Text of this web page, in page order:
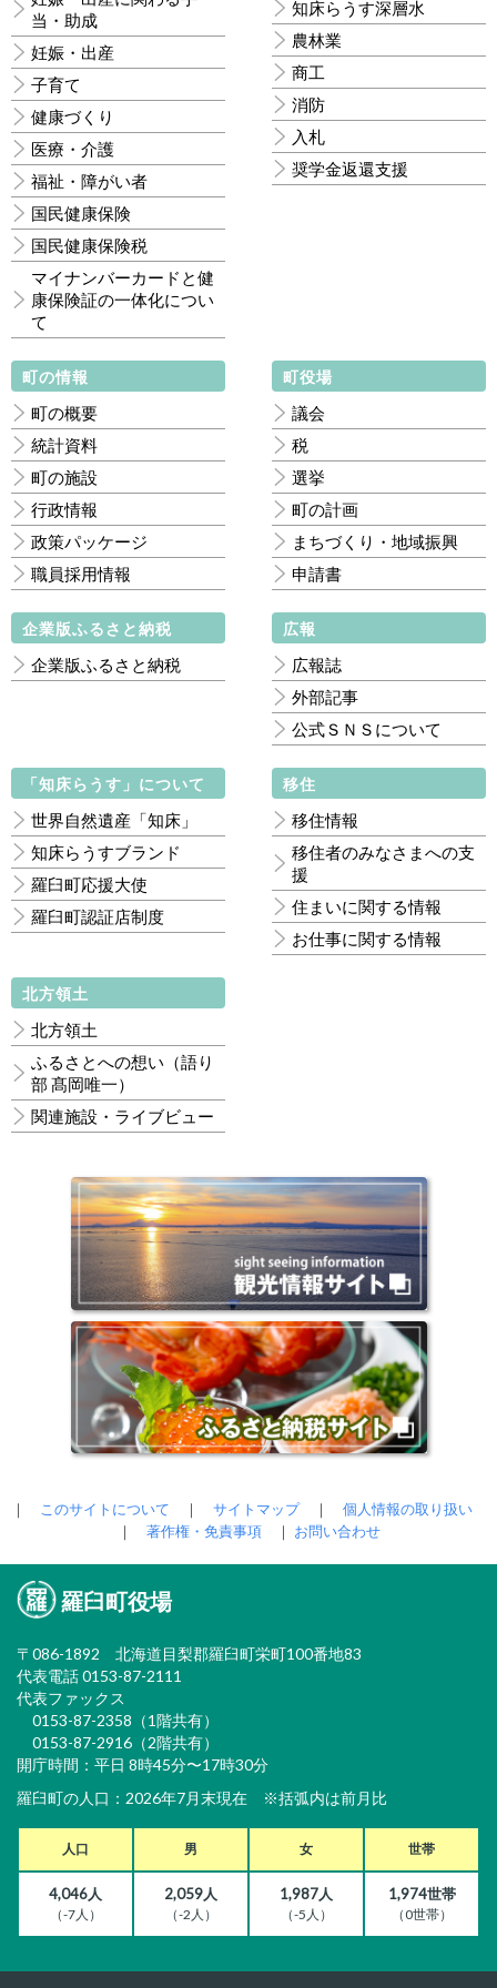
当・助成
妊娠・出産
子育て
健康づくり
医療・介護
福祉・障がい者
国民健康保険
国民健康保険税
マイナンバーカードと健
康保険証の一体化につい
て
知床らうす深層水
農林業
商工
消防
入札
奨学金返還支援
町の情報
町の概要
統計資料
町の施設
行政情報
政策パッケージ
職員採用情報
町役場
議会
税
選挙
町の計画
まちづくり・地域振興
申請書
企業版ふるさと納税
企業版ふるさと納税
広報
広報誌
外部記事
公式ＳＮＳについて
「知床らうす」について
世界自然遺産「知床」
知床らうすブランド
羅臼町応援大使
羅臼町認証店制度
移住
移住情報
移住者のみなさまへの支
援
住まいに関する情報
お仕事に関する情報
北方領土
北方領土
ふるさとへの想い（語り
部 髙岡唯一）
関連施設・ライブビュー
｜ このサイトについて ｜ サイトマップ｜ 個人情報の取り扱い
｜ 著作権・免責事項｜ お問い合わせ
羅臼町役場
〒086-1892 北海道目梨郡羅臼町栄町100番地83
代表電話 0153-87-2111
代表ファックス
0153-87-2358（1階共有）
0153-87-2916（2階共有）
開庁時間：平日 8時45分〜17時30分
羅臼町の人口：2026年7月末現在 ※括弧内は前月比
人口 男 女 世帯
4,046人
（-7人）
2,059人
（-2人）
1,987人
（-5人）
1,974世帯
（0世帯）